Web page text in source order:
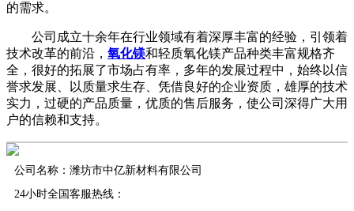
的需求。
公司成立十余年在行业领域有着深厚丰富的经验，引领着
技术改革的前沿， 氧化镁和轻质氧化镁产品种类丰富规格齐
全，很好的拓展了市场占有率，多年的发展过程中，始终以信
誉求发展、以质量求生存、凭借良好的企业资质，雄厚的技术
实力，过硬的产品质量，优质的售后服务，使公司深得广大用
户的信赖和支持。
公司名称：潍坊市中亿新材料有限公司
24小时全国客服热线：